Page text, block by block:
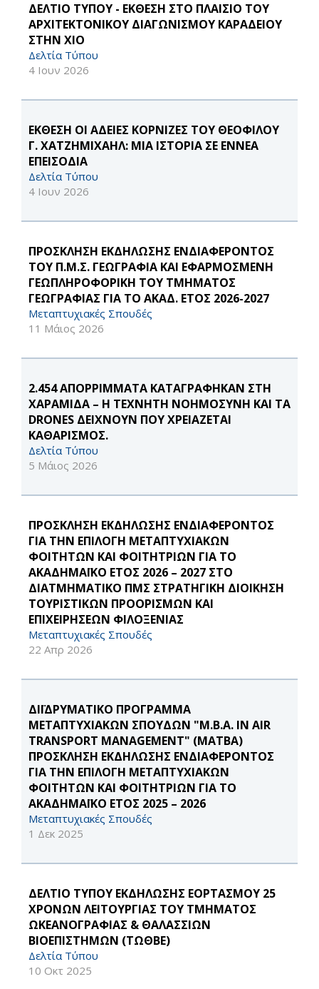
ΔΕΛΤΙΟ ΤΥΠΟΥ - ΕΚΘΕΣΗ ΣΤΟ ΠΛΑΙΣΙΟ ΤΟΥ
ΑΡΧΙΤΕΚΤΟΝΙΚΟΥ ΔΙΑΓΩΝΙΣΜΟΥ ΚΑΡΑΔΕΙΟΥ
ΣΤΗΝ ΧΙΟ
Δελτία Τύπου
4 Ιουν 2026
ΕΚΘΕΣΗ ΟΙ ΑΔΕΙΕΣ ΚΟΡΝΙΖΕΣ ΤΟΥ ΘΕΟΦΙΛΟΥ
Γ. ΧΑΤΖΗΜΙΧΑΗΛ: ΜΙΑ ΙΣΤΟΡΙΑ ΣΕ ΕΝΝΕΑ
ΕΠΕΙΣΟΔΙΑ
Δελτία Τύπου
4 Ιουν 2026
ΠΡΟΣΚΛΗΣΗ ΕΚΔΗΛΩΣΗΣ ΕΝΔΙΑΦΕΡΟΝΤΟΣ
ΤΟΥ Π.Μ.Σ. ΓΕΩΓΡΑΦΙΑ ΚΑΙ ΕΦΑΡΜΟΣΜΕΝΗ
ΓΕΩΠΛΗΡΟΦΟΡΙΚΗ ΤΟΥ ΤΜΗΜΑΤΟΣ
ΓΕΩΓΡΑΦΙΑΣ ΓΙΑ ΤΟ ΑΚΑΔ. ΕΤΟΣ 2026-2027
Μεταπτυχιακές Σπουδές
11 Μάιος 2026
2.454 ΑΠΟΡΡΙΜΜΑΤΑ ΚΑΤΑΓΡΑΦΗΚΑΝ ΣΤΗ
ΧΑΡΑΜΙΔΑ – Η ΤΕΧΝΗΤΗ ΝΟΗΜΟΣΥΝΗ ΚΑΙ ΤΑ
DRONES ΔΕΙΧΝΟΥΝ ΠΟΥ ΧΡΕΙΑΖΕΤΑΙ
ΚΑΘΑΡΙΣΜΟΣ.
Δελτία Τύπου
5 Μάιος 2026
ΠΡΟΣΚΛΗΣΗ ΕΚΔΗΛΩΣΗΣ ΕΝΔΙΑΦΕΡΟΝΤΟΣ
ΓΙΑ ΤΗΝ ΕΠΙΛΟΓΗ ΜΕΤΑΠΤΥΧΙΑΚΩΝ
ΦΟΙΤΗΤΩΝ ΚΑΙ ΦΟΙΤΗΤΡΙΩΝ ΓΙΑ ΤΟ
ΑΚΑΔΗΜΑΪΚΟ ΕΤΟΣ 2026 – 2027 ΣΤΟ
ΔΙΑΤΜΗΜΑΤΙΚΟ ΠΜΣ ΣΤΡΑΤΗΓΙΚΗ ΔΙΟΙΚΗΣΗ
ΤΟΥΡΙΣΤΙΚΩΝ ΠΡΟΟΡΙΣΜΩΝ ΚΑΙ
ΕΠΙΧΕΙΡΗΣΕΩΝ ΦΙΛΟΞΕΝΙΑΣ
Μεταπτυχιακές Σπουδές
22 Απρ 2026
ΔΙΪΔΡΥΜΑΤΙΚΟ ΠΡΟΓΡΑΜΜΑ
ΜΕΤΑΠΤΥΧΙΑΚΩΝ ΣΠΟΥΔΩΝ "M.B.A. IN AIR
TRANSPORT MANAGEMENT" (MATBA)
ΠΡΟΣΚΛΗΣΗ ΕΚΔΗΛΩΣΗΣ ΕΝΔΙΑΦΕΡΟΝΤΟΣ
ΓΙΑ ΤΗΝ ΕΠΙΛΟΓΗ ΜΕΤΑΠΤΥΧΙΑΚΩΝ
ΦΟΙΤΗΤΩΝ ΚΑΙ ΦΟΙΤΗΤΡΙΩΝ ΓΙΑ ΤΟ
ΑΚΑΔΗΜΑΪΚΟ ΕΤΟΣ 2025 – 2026
Μεταπτυχιακές Σπουδές
1 Δεκ 2025
ΔΕΛΤΙΟ ΤΥΠΟΥ ΕΚΔΗΛΩΣΗΣ ΕΟΡΤΑΣΜΟΥ 25
ΧΡΟΝΩΝ ΛΕΙΤΟΥΡΓΙΑΣ ΤΟΥ ΤΜΗΜΑΤΟΣ
ΩΚΕΑΝΟΓΡΑΦΙΑΣ & ΘΑΛΑΣΣΙΩΝ
ΒΙΟΕΠΙΣΤΗΜΩΝ (ΤΩΘΒΕ)
Δελτία Τύπου
10 Οκτ 2025